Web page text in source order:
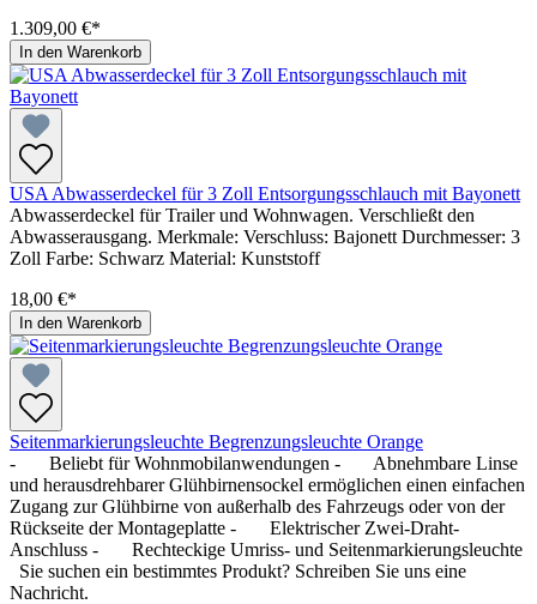
1.309,00 €*
In den Warenkorb
USA Abwasserdeckel für 3 Zoll Entsorgungsschlauch mit Bayonett
Abwasserdeckel für Trailer und Wohnwagen. Verschließt den
Abwasserausgang. Merkmale: Verschluss: Bajonett Durchmesser: 3
Zoll Farbe: Schwarz Material: Kunststoff
18,00 €*
In den Warenkorb
Seitenmarkierungsleuchte Begrenzungsleuchte Orange
- Beliebt für Wohnmobilanwendungen - Abnehmbare Linse
und herausdrehbarer Glühbirnensockel ermöglichen einen einfachen
Zugang zur Glühbirne von außerhalb des Fahrzeugs oder von der
Rückseite der Montageplatte - Elektrischer Zwei-Draht-
Anschluss - Rechteckige Umriss- und Seitenmarkierungsleuchte
Sie suchen ein bestimmtes Produkt? Schreiben Sie uns eine
Nachricht.